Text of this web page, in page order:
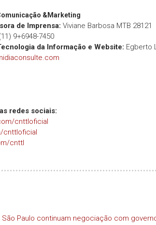
&Marketing
de Imprensa: Viviane Barbosa MTB 28121
9+6948-7450
da Informação e Website: Egberto
redes sociais:
cnttloficial
cnttloficial
cnttl
São Paulo continuam negociação com